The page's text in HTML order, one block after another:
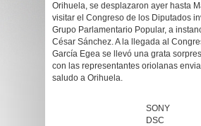
Orihuela, se desplazaron ayer hasta
visitar el Congreso de los Diputados
Grupo Parlamentario Popular, a
César Sánchez. A la llegada al
García Egea se llevó una grata
con las representantes oriolanas
saludo a Orihuela.
SONY
DSC